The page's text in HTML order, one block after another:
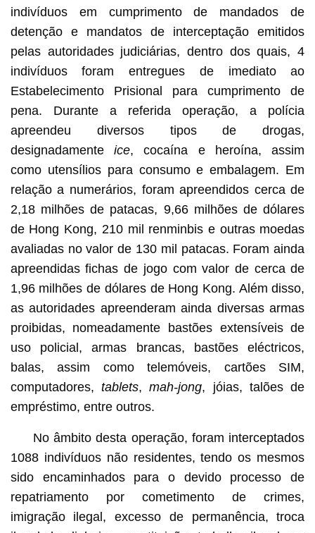
indivíduos em cumprimento de mandados de
detenção e mandatos de interceptação emitidos
pelas autoridades judiciárias, dentro dos quais, 4
indivíduos foram entregues de imediato ao
Estabelecimento Prisional para cumprimento de
pena. Durante a referida operação, a polícia
apreendeu diversos tipos de drogas,
designadamenteice, cocaína e heroína, assim
como utensílios para consumo e embalagem. Em
relação a numerários, foram apreendidos cerca de
2,18 milhões de patacas, 9,66 milhões de dólares
de Hong Kong, 210 mil renminbis e outras moedas
avaliadas no valor de 130 mil patacas. Foram ainda
apreendidas fichas de jogo com valor de cerca de
1,96 milhões de dólares de Hong Kong. Além disso,
as autoridades apreenderam ainda diversas armas
proibidas, nomeadamente bastões extensíveis de
uso policial, armas brancas, bastões eléctricos,
balas, assim como telemóveis, cartões SIM,
computadores,tablets,mah-jong, jóias, talões de
empréstimo, entre outros.
No âmbito desta operação, foram interceptados
1088 indivíduos não residentes, tendo os mesmos
sido encaminhados para o devido processo de
repatriamento por cometimento de crimes,
imigração ilegal, excesso de permanência, troca